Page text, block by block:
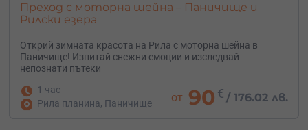
Преход с моторна шейна – Паничище и
Рилски езера
Открий зимната красота на Рила с моторна шейна в
Паничище! Изпитай снежни емоции и изследвай
непознати пътеки
1 час
Рила планина, Паничище
от 90 € /176.02 лв.